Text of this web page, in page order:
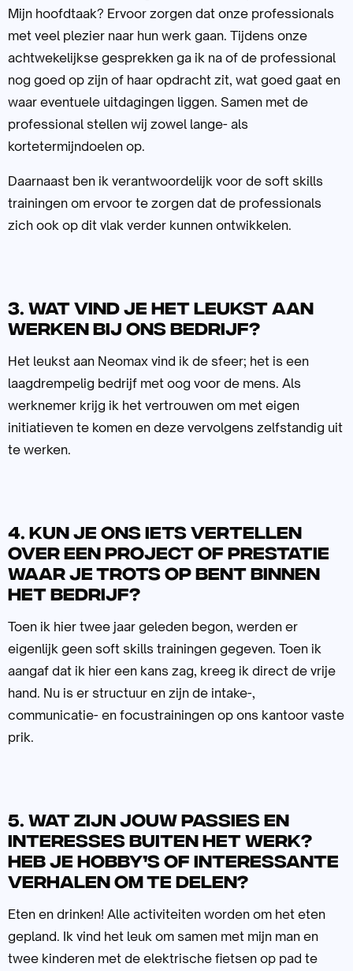
Mijn hoofdtaak? Ervoor zorgen dat onze professionals
met veel plezier naar hun werk gaan. Tijdens onze
achtwekelijkse gesprekken ga ik na of de professional
nog goed op zijn of haar opdracht zit, wat goed gaat en
waar eventuele uitdagingen liggen. Samen met de
professional stellen wij zowel lange- als
kortetermijndoelen op.
Daarnaast ben ik verantwoordelijk voor de soft skills
trainingen om ervoor te zorgen dat de professionals
zich ook op dit vlak verder kunnen ontwikkelen.
3. Wat vind je het leukst aan
werken bij ons bedrijf?
Het leukst aan Neomax vind ik de sfeer; het is een
laagdrempelig bedrijf met oog voor de mens. Als
werknemer krijg ik het vertrouwen om met eigen
initiatieven te komen en deze vervolgens zelfstandig uit
te werken.
4. Kun je ons iets vertellen
over een project of prestatie
waar je trots op bent binnen
het bedrijf?
Toen ik hier twee jaar geleden begon, werden er
eigenlijk geen soft skills trainingen gegeven. Toen ik
aangaf dat ik hier een kans zag, kreeg ik direct de vrije
hand. Nu is er structuur en zijn de intake-,
communicatie- en focustrainingen op ons kantoor vaste
prik.
5. Wat zijn jouw passies en
interesses buiten het werk?
Heb je hobby’s of interessante
verhalen om te delen?
Eten en drinken! Alle activiteiten worden om het eten
gepland. Ik vind het leuk om samen met mijn man en
twee kinderen met de elektrische fietsen op pad te